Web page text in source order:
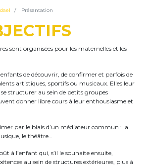
suggestion :
le bon
Berkendael
35 25
bxl1-
0976
Présentation
sont organisées pour les maternelles et les
de découvrir, de confirmer et parfois de
artistiques, sportifs ou musicaux. Elles leur
structurer au sein de petits groupes
donner libre cours à leur enthousiasme et
par le biais d’un médiateur commun : la
le théâtre…
à l’enfant qui, s’il le souhaite ensuite,
au sein de structures extérieures, plus à